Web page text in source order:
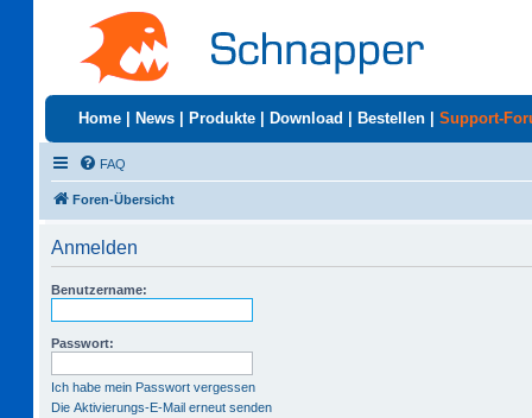
Home News Produkte Download Bestellen Support-
FAQ
Foren-Übersicht
Anmelden
Benutzername:
Passwort:
Ich habe mein Passwort vergessen
Die Aktivierungs-E-Mail erneut senden